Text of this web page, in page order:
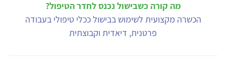
מה קורה כשבישול נכנס לחדר הטיפול?
הכשרה מקצועית לשימוש בבישול ככלי טיפולי בעבודה
פרטנית, דיאדית וקבוצתית